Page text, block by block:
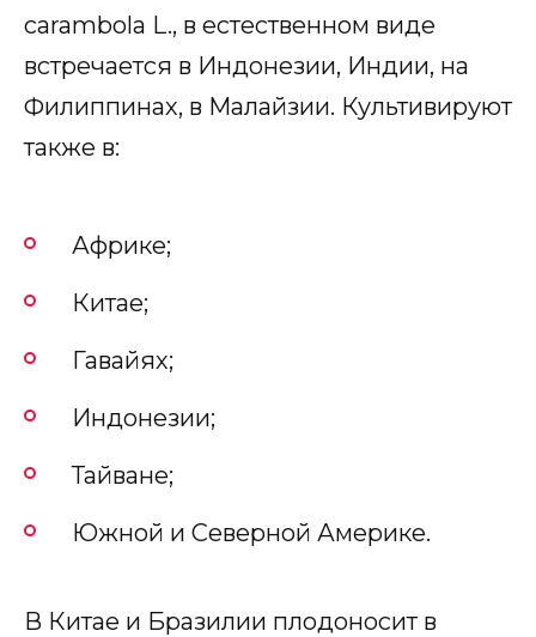
carambola L., в естественном виде
встречается в Индонезии, Индии, на
Филиппинах, в Малайзии. Культивируют
также в:
Африке;
Китае;
Гавайях;
Индонезии;
Тайване;
Южной и Северной Америке.
В Китае и Бразилии плодоносит в